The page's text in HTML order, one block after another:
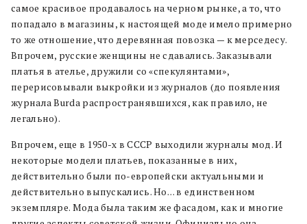
самое красивое продавалось на черном рынке, а то, что
попадало в магазины, к настоящей моде имело примерно
то же отношение, что деревянная повозка — к мерседесу.
Впрочем, русские женщины не сдавались. Заказывали
платья в ателье, дружили со «спекулянтами»,
перерисовывали выкройки из журналов (до появления
журнала Burda распространявшихся, как правило, не
легально).
Впрочем, еще в 1950-х в СССР выходили журналы мод. И
некоторые модели платьев, показанные в них,
действительно были по-европейски актуальными и
действительно выпускались. Но… в единственном
экземпляре. Мода была таким же фасадом, как и многие